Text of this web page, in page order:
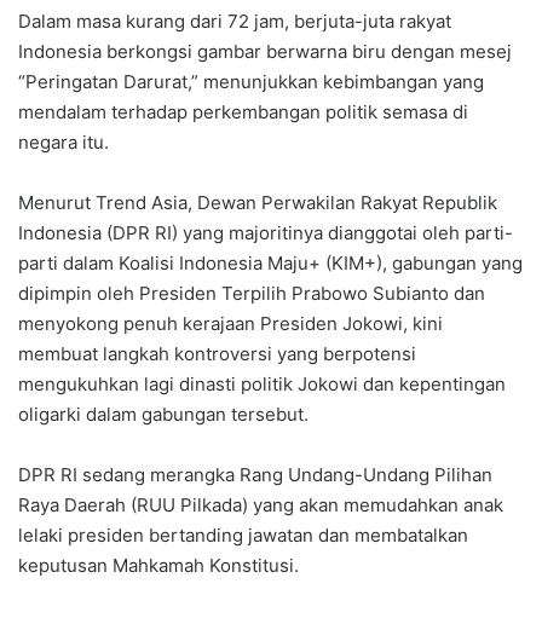
Dalam masa kurang dari 72 jam, berjuta-juta rakyat
Indonesia berkongsi gambar berwarna biru dengan mesej
“Peringatan Darurat,” menunjukkan kebimbangan yang
mendalam terhadap perkembangan politik semasa di
negara itu.
Menurut Trend Asia, Dewan Perwakilan Rakyat Republik
Indonesia (DPR RI) yang majoritinya dianggotai oleh parti-
parti dalam Koalisi Indonesia Maju+ (KIM+), gabungan yang
dipimpin oleh Presiden Terpilih Prabowo Subianto dan
menyokong penuh kerajaan Presiden Jokowi, kini
membuat langkah kontroversi yang berpotensi
mengukuhkan lagi dinasti politik Jokowi dan kepentingan
oligarki dalam gabungan tersebut.
DPR RI sedang merangka Rang Undang-Undang Pilihan
Raya Daerah (RUU Pilkada) yang akan memudahkan anak
lelaki presiden bertanding jawatan dan membatalkan
keputusan Mahkamah Konstitusi.